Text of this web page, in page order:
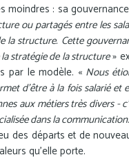
moindres : sa
ou partagés entre les
structure. Cette
stratégie de la structure»
par le modèle. « Nous
d’être à la fois salarié
aux métiers très divers -
dans la
des départs et de
qu’elle porte.